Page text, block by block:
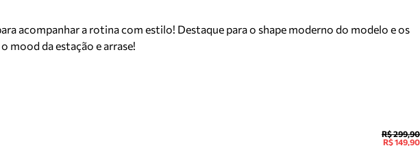
acompanhar a rotina com estilo! Destaque para o shape moderno do modelo e os
mood da estação e arrase!
R$ 299,90
R$ 149,90